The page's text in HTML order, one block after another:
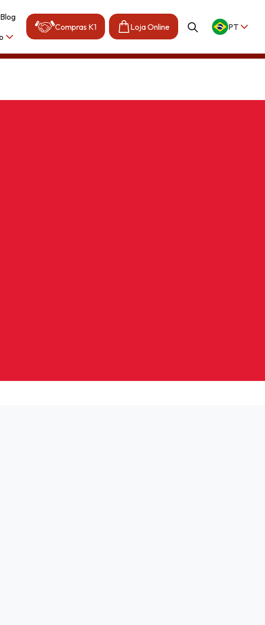
Blog
Compras K1 Loja Online PT